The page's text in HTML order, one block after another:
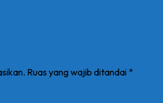
Ruas yang wajib ditandai *